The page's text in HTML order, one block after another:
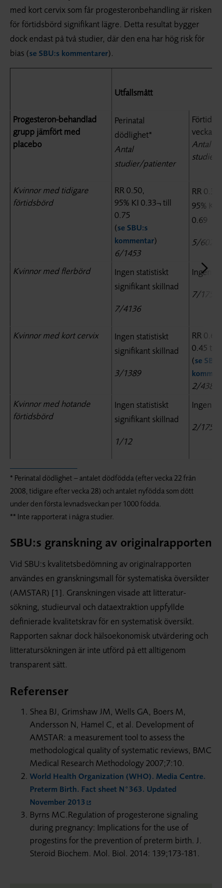
med kort cervix som får progesteron­behandling är risken
för förtidsbörd signifikant lägre. Detta resultat bygger
dock endast på två studier, där den ena har hög risk för
bias (se SBU:s kommentarer).
Utfallsmått
Progesteron-behandlad
grupp jämfört med
placebo
Perinatal
dödlighet*
Antal
studier/patienter
vecka
Antal
Kvinnor med tidigare
förtidsbörd
RR 0.50,
95% KI 0.33¬ till
0.75
(se SBU:s
kommentar)
6/1453
RR 0.31,
95% KI
0.69
5/602
Kvinnor med flerbörd
Ingen statistiskt
signifikant skillnad
7/4136
Ingen
7/1758
Kvinnor med kort cervix
Ingen statistiskt
signifikant skillnad
3/1389
RR
0.45 till
(se
2/438
Kvinnor med hotande
förtidsbörd
Ingen statistiskt
signifikant skillnad
1/12
Ingen
2/175
* Perinatal dödlighet – antalet dödfödda (efter vecka 22 från
2008, tidigare efter vecka 28) och antalet nyfödda som dött
under den första levnads­veckan per 1000 födda.
** Inte rapporterat i några studier.
SBU:s granskning av originalrapporten
Vid SBU:s kvalitets­bedömning av original­rapporten
användes en gransknings­mall för systematiska översikter
(AMSTAR) [1]. Granskningen visade att litteratur­
sökning, studie­urval och data­extraktion uppfyllde
definierade kvalitetskrav för en systematisk översikt.
Rapporten saknar dock hälsoekonomisk utvärdering och
litteratur­sökningen är inte utförd på ett alltigenom
transparent sätt.
Referenser
Shea BJ, Grimshaw JM, Wells GA, Boers M,
Andersson N, Hamel C, et al. Development of
AMSTAR: a measurement tool to assess the
methodological quality of systematic reviews, BMC
Medical Research Methodology 2007;7:10.
World Health Organization (WHO). Media Centre.
Preterm Birth. Fact sheet N°363. Updated
November 2013
Byrns MC.Regulation of progesterone signaling
during pregnancy: Implications for the use of
progestins for the prevention of preterm birth. J.
Steroid Biochem. Mol. Biol. 2014: 139;173-181.